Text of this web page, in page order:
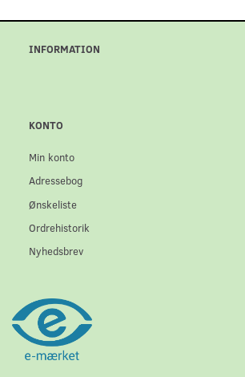
INFORMATION
KONTO
Min konto
Adressebog
Ønskeliste
Ordrehistorik
Nyhedsbrev